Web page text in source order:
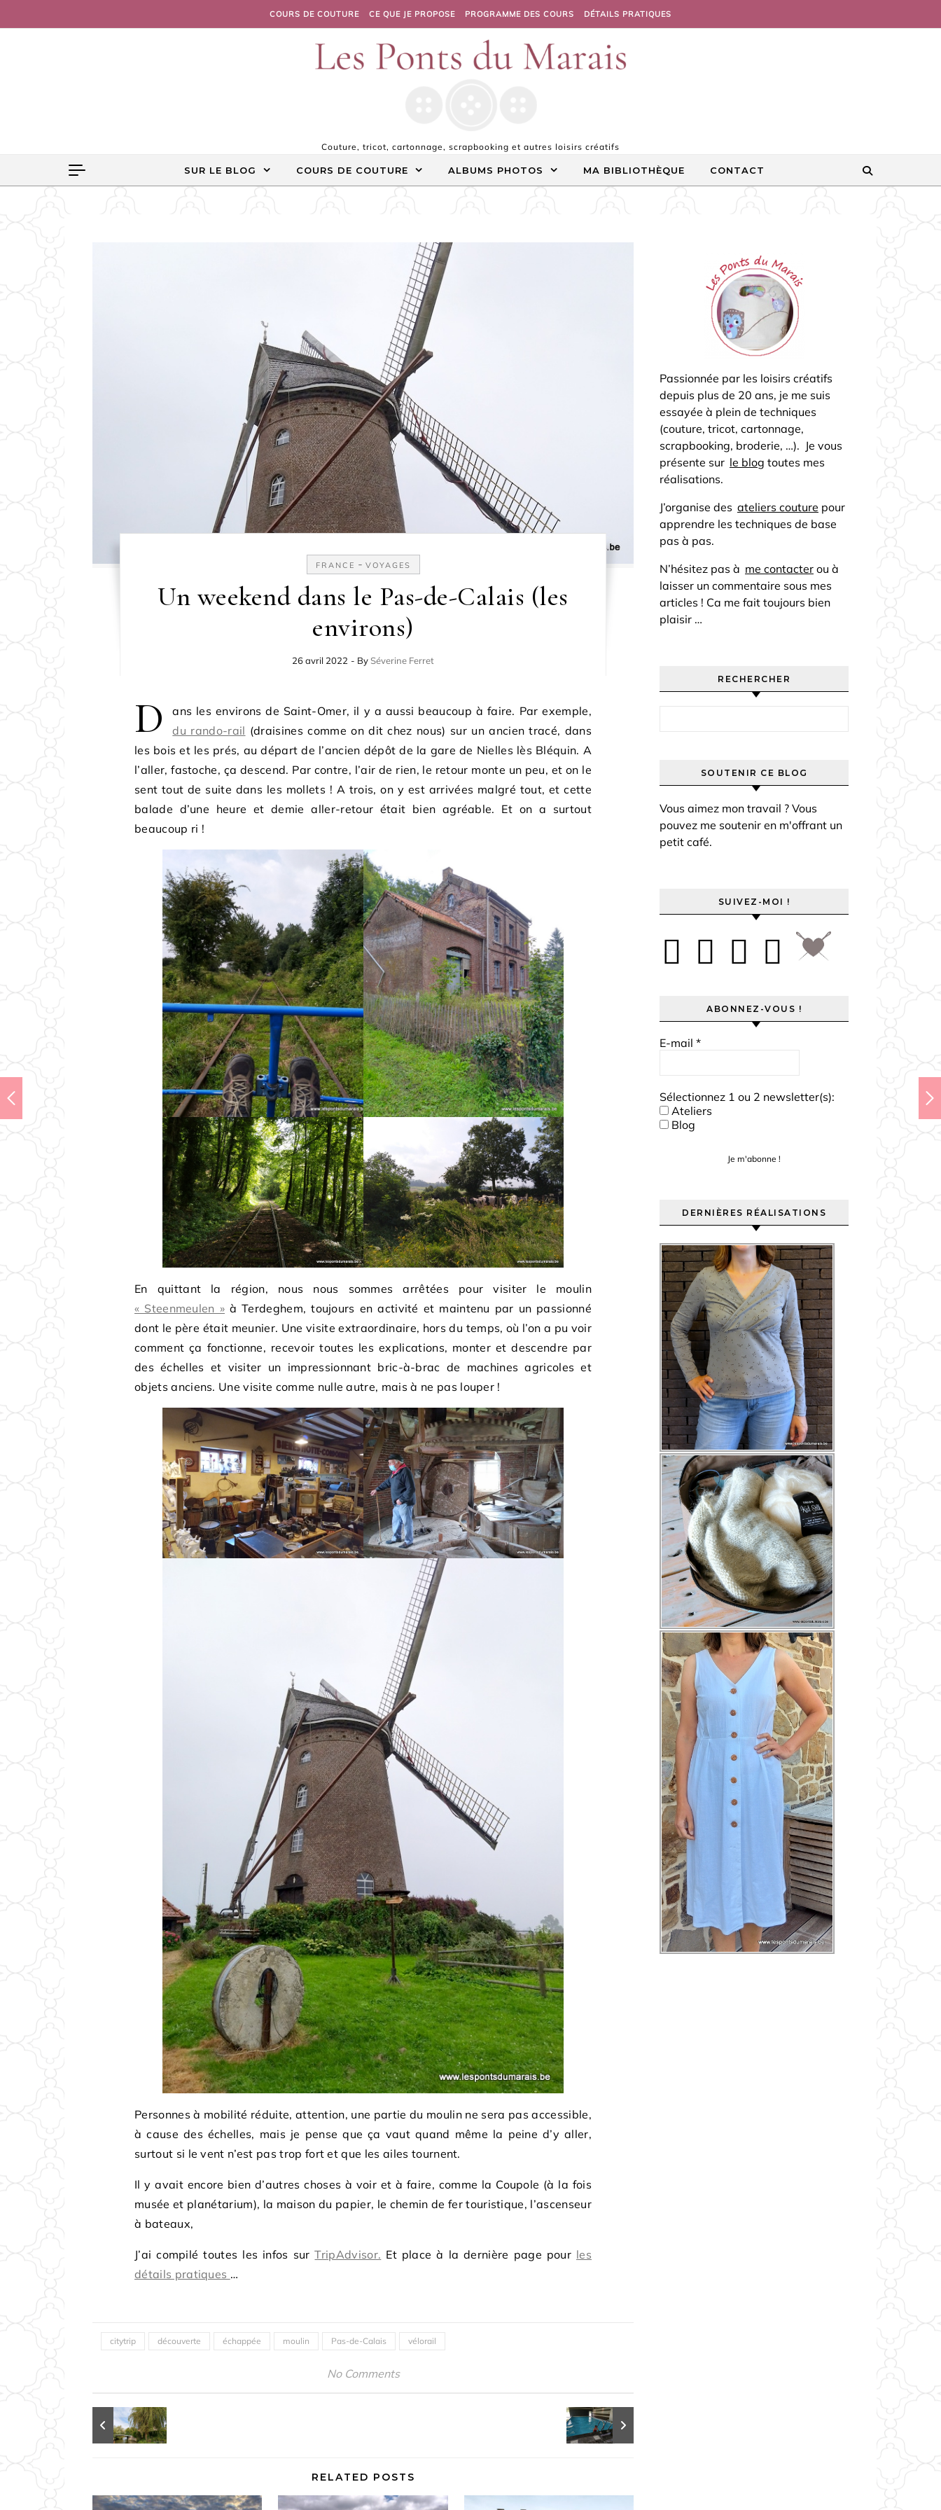
COURS DE COUTURE CE QUE JE PROPOSE PROGRAMME DES COURS DÉTAILS PRATIQUES
Couture, tricot, cartonnage, scrapbooking et autres loisirs créatifs
SUR LE BLOG COURS DE COUTURE ALBUMS PHOTOS MA BIBLIOTHÈQUE CONTACT
FRANCE - VOYAGES
Un weekend dans le Pas-de-Calais (les
environs)
26 avril 2022 - By Séverine Ferret
D
ans les environs de Saint-Omer, il y a aussi beaucoup à faire. Par exemple,
du rando-rail (draisines comme on dit chez nous) sur un ancien tracé, dans
les bois et les prés, au départ de l’ancien dépôt de la gare de Nielles lès Bléquin. A
l’aller, fastoche, ça descend. Par contre, l’air de rien, le retour monte un peu, et on le
sent tout de suite dans les mollets ! A trois, on y est arrivées malgré tout, et cette
balade d’une heure et demie aller-retour était bien agréable. Et on a surtout
beaucoup ri !
En quittant la région, nous nous sommes arrêtées pour visiter le moulin
« Steenmeulen »à Terdeghem, toujours en activité et maintenu par un passionné
dont le père était meunier. Une visite extraordinaire, hors du temps, où l’on a pu voir
comment ça fonctionne, recevoir toutes les explications, monter et descendre par
des échelles et visiter un impressionnant bric-à-brac de machines agricoles et
objets anciens. Une visite comme nulle autre, mais à ne pas louper !
Personnes à mobilité réduite, attention, une partie du moulin ne sera pas accessible,
à cause des échelles, mais je pense que ça vaut quand même la peine d’y aller,
surtout si le vent n’est pas trop fort et que les ailes tournent.
Il y avait encore bien d’autres choses à voir et à faire, comme la Coupole (à la fois
musée et planétarium), la maison du papier, le chemin de fer touristique, l’ascenseur
à bateaux,
J’ai compilé toutes les infos surTripAdvisor. Et place à la dernière page pour les
détails pratiques …
citytrip découverte échappée moulin Pas-de-Calais vélorail
No Comments
RELATED POSTS
Passionnée par les loisirs créatifs
depuis plus de 20 ans, je me suis
essayée à plein de techniques
(couture, tricot, cartonnage,
scrapbooking, broderie, …). Je vous
présente sur le blog toutes mes
réalisations.
J’organise des ateliers couture pour
apprendre les techniques de base
pas à pas.
N’hésitez pas à me contacter ou à
laisser un commentaire sous mes
articles ! Ca me fait toujours bien
plaisir …
RECHERCHER
SOUTENIR CE BLOG
Vous aimez mon travail ? Vous
pouvez me soutenir en m'offrant un
petit café.
SUIVEZ-MOI !
ABONNEZ-VOUS !
E-mail *
Sélectionnez 1 ou 2 newsletter(s):
Ateliers
Blog
DERNIÈRES RÉALISATIONS